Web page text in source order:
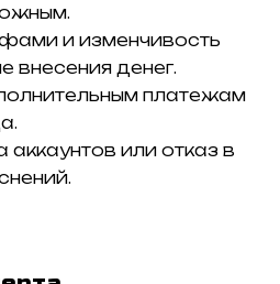
и изменчивость
внесения денег.
платежам
аккаунтов или отказ в